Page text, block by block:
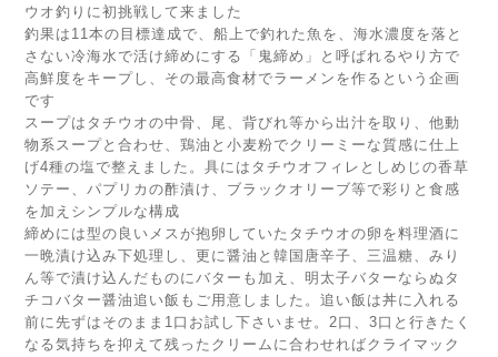
ウオ釣りに初挑戦して来ました
釣果は11本の目標達成で、船上で釣れた魚を、海水濃度を落と
さない冷海水で活け締めにする「鬼締め」と呼ばれるやり方で
高鮮度をキープし、その最高食材でラーメンを作るという企画
です
スープはタチウオの中骨、尾、背びれ等から出汁を取り、他動
物系スープと合わせ、鶏油と小麦粉でクリーミーな質感に仕上
げ4種の塩で整えました。具にはタチウオフィレとしめじの香草
ソテー、パプリカの酢漬け、ブラックオリーブ等で彩りと食感
を加えシンプルな構成
締めには型の良いメスが抱卵していたタチウオの卵を料理酒に
一晩漬け込み下処理し、更に醤油と韓国唐辛子、三温糖、みり
ん等で漬け込んだものにバターも加え、明太子バターならぬタ
チコバター醤油追い飯もご用意しました。追い飯は丼に入れる
前に先ずはそのまま1口お試し下さいませ。2口、3口と行きたく
なる気持ちを抑えて残ったクリームに合わせればクライマック